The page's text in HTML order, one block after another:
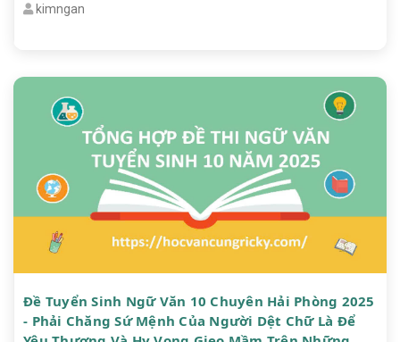
kimngan
Đề Tuyển Sinh Ngữ Văn 10 Chuyên Hải Phòng 2025
- Phải Chăng Sứ Mệnh Của Người Dệt Chữ Là Để